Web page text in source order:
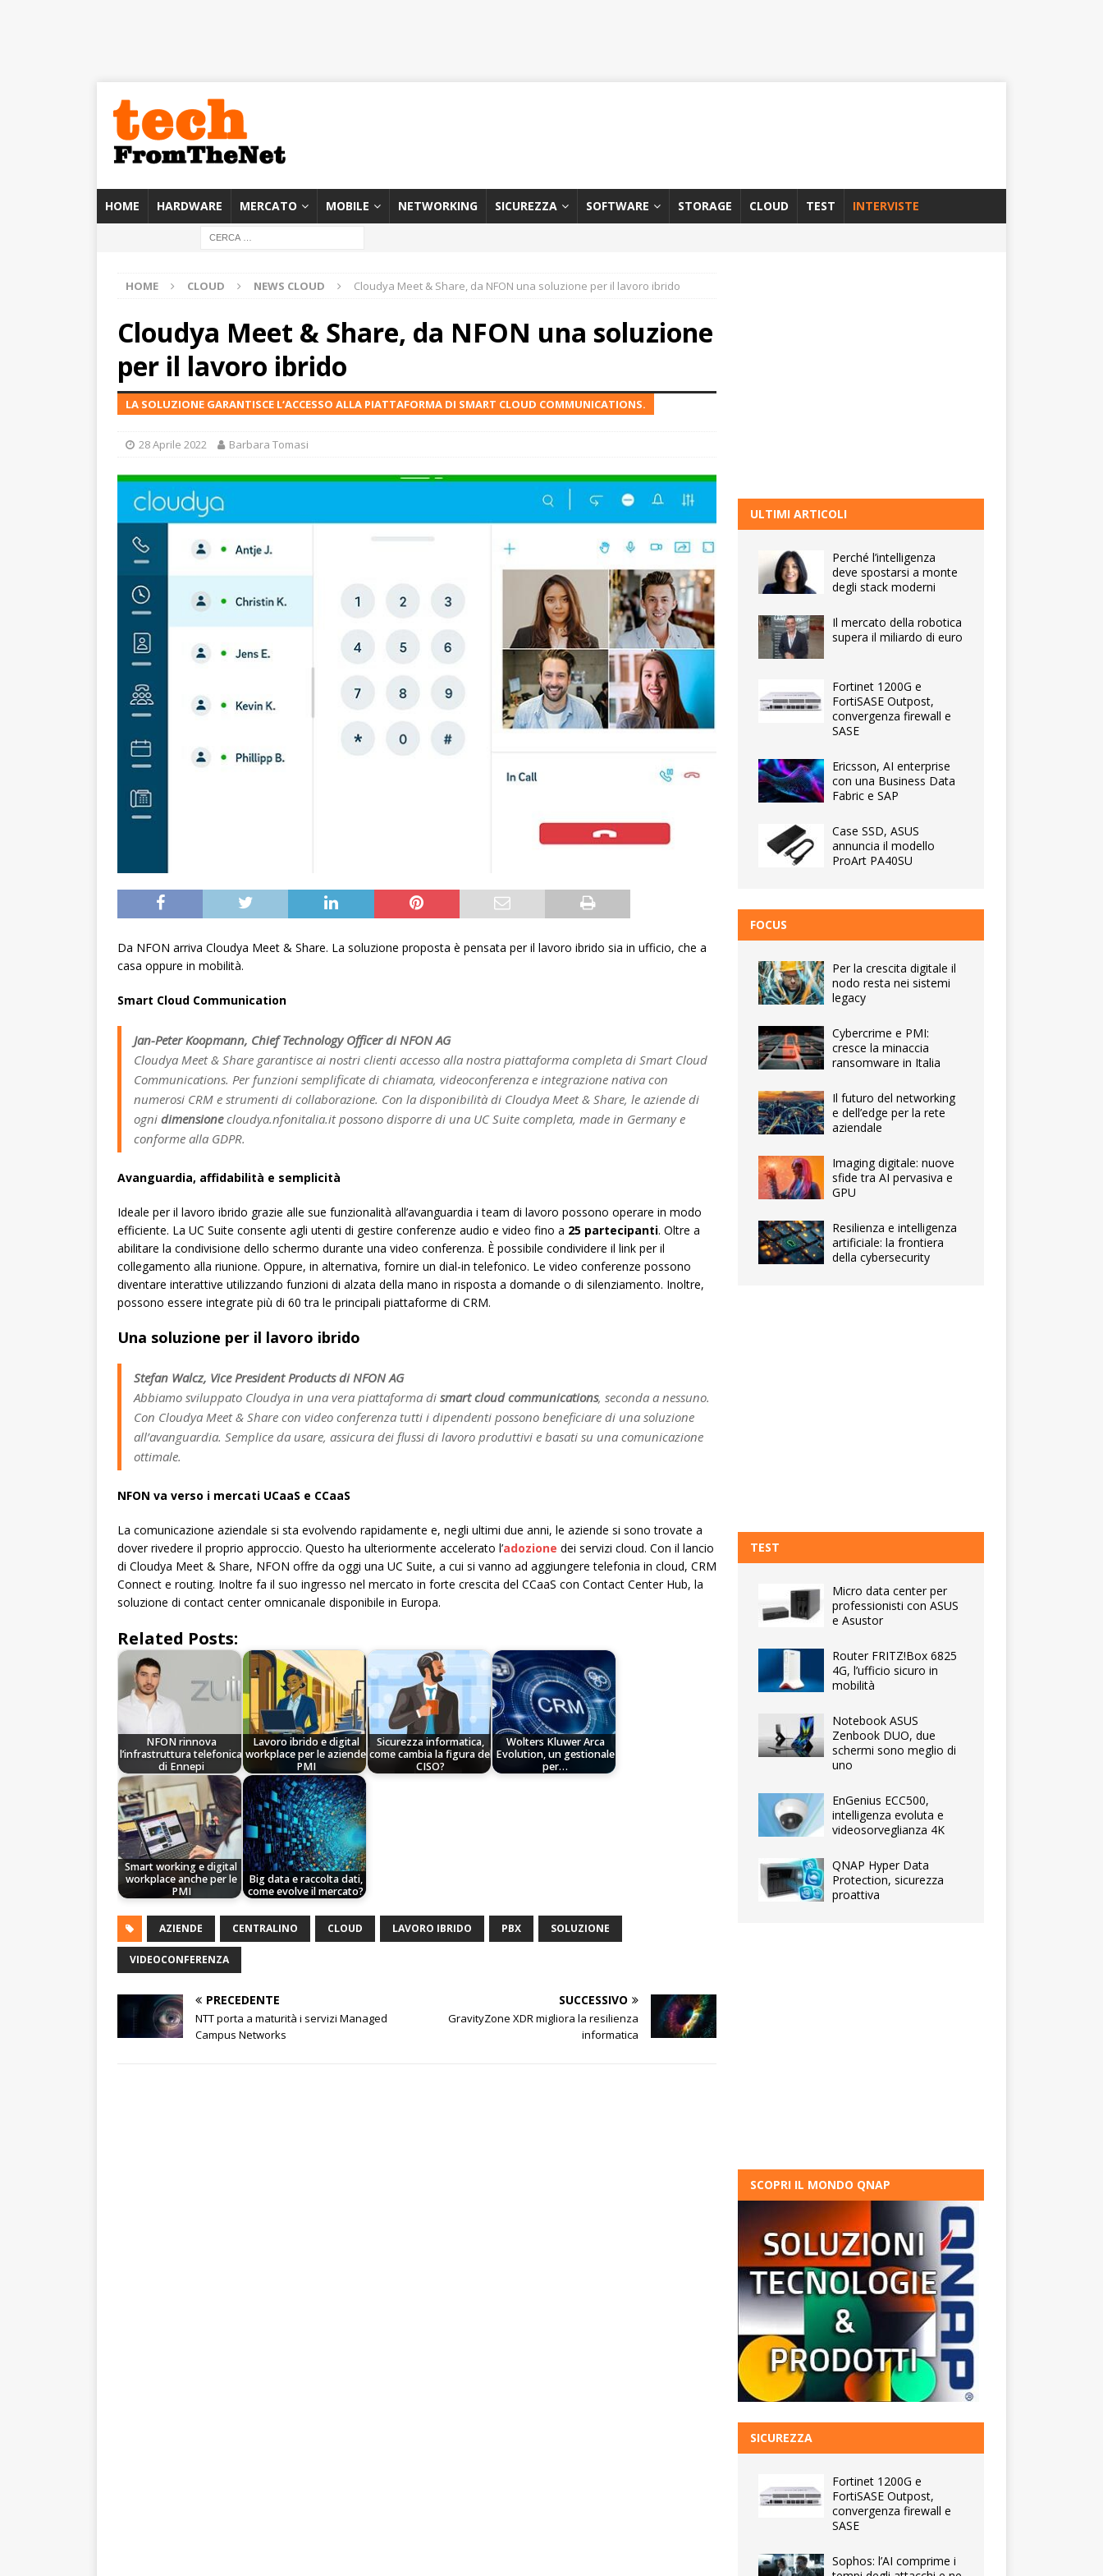
HOME HARDWARE MERCATO MOBILE NETWORKING SICUREZZA SOFTWARE STORAGE CLOUD TEST INTERVISTE
HOME CLOUD NEWS CLOUD Cloudya Meet & Share, da NFON una soluzione per il lavoro ibrido
Cloudya Meet & Share, da NFON una soluzione
per il lavoro ibrido
LA SOLUZIONE GARANTISCE L‘ACCESSO ALLA PIATTAFORMA DI SMART CLOUD COMMUNICATIONS.
28 Aprile 2022 Barbara Tomasi
Da NFON arriva Cloudya Meet & Share. La soluzione proposta è pensata per il lavoro ibrido sia in ufficio, che a
casa oppure in mobilità.
Smart Cloud Communication
Jan-Peter Koopmann, Chief Technology Officer di NFON AG
Cloudya Meet & Share garantisce ai nostri clienti accesso alla nostra piattaforma completa di Smart Cloud
Communications. Per funzioni semplificate di chiamata, videoconferenza e integrazione nativa con
numerosi CRM e strumenti di collaborazione. Con la disponibilità di Cloudya Meet & Share, le aziende di
ogni dimensionecloudya.nfonitalia.it possono disporre di una UC Suite completa, made in Germany e
conforme alla GDPR.
Avanguardia, affidabilità e semplicità
Ideale per il lavoro ibrido grazie alle sue funzionalità all’avanguardia i team di lavoro possono operare in modo
efficiente. La UC Suite consente agli utenti di gestire conferenze audio e video fino a 25 partecipanti. Oltre a
abilitare la condivisione dello schermo durante una video conferenza. È possibile condividere il link per il
collegamento alla riunione. Oppure, in alternativa, fornire un dial-in telefonico. Le video conferenze possono
diventare interattive utilizzando funzioni di alzata della mano in risposta a domande o di silenziamento. Inoltre,
possono essere integrate più di 60 tra le principali piattaforme di CRM.
Una soluzione per il lavoro ibrido
Stefan Walcz, Vice President Products di NFON AG
Abbiamo sviluppato Cloudya in una vera piattaforma di smart cloud communications, seconda a nessuno.
Con Cloudya Meet & Share con video conferenza tutti i dipendenti possono beneficiare di una soluzione
all’avanguardia. Semplice da usare, assicura dei flussi di lavoro produttivi e basati su una comunicazione
ottimale.
NFON va verso i mercati UCaaS e CCaaS
La comunicazione aziendale si sta evolvendo rapidamente e, negli ultimi due anni, le aziende si sono trovate a
dover rivedere il proprio approccio. Questo ha ulteriormente accelerato l’adozione dei servizi cloud. Con il lancio
di Cloudya Meet & Share, NFON offre da oggi una UC Suite, a cui si vanno ad aggiungere telefonia in cloud, CRM
Connect e routing. Inoltre fa il suo ingresso nel mercato in forte crescita del CCaaS con Contact Center Hub, la
soluzione di contact center omnicanale disponibile in Europa.
Related Posts:
NFON rinnova
l’infrastruttura telefonica
di Ennepi
Lavoro ibrido e digital
workplace per le aziende
PMI
Sicurezza informatica,
come cambia la figura del
CISO?
Wolters Kluwer Arca
Evolution, un gestionale
per…
Smart working e digital
workplace anche per le
PMI
Big data e raccolta dati,
come evolve il mercato?
AZIENDE CENTRALINO CLOUD LAVORO IBRIDO PBX SOLUZIONE
VIDEOCONFERENZA
PRECEDENTE
NTT porta a maturità i servizi Managed
Campus Networks
SUCCESSIVO
GravityZone XDR migliora la resilienza
informatica
ULTIMI ARTICOLI
Perché l’intelligenza
deve spostarsi a monte
degli stack moderni
Il mercato della robotica
supera il miliardo di euro
Fortinet 1200G e
FortiSASE Outpost,
convergenza firewall e
SASE
Ericsson, AI enterprise
con una Business Data
Fabric e SAP
Case SSD, ASUS
annuncia il modello
ProArt PA40SU
FOCUS
Per la crescita digitale il
nodo resta nei sistemi
legacy
Cybercrime e PMI:
cresce la minaccia
ransomware in Italia
Il futuro del networking
e dell’edge per la rete
aziendale
Imaging digitale: nuove
sfide tra AI pervasiva e
GPU
Resilienza e intelligenza
artificiale: la frontiera
della cybersecurity
TEST
Micro data center per
professionisti con ASUS
e Asustor
Router FRITZ!Box 6825
4G, l’ufficio sicuro in
mobilità
Notebook ASUS
Zenbook DUO, due
schermi sono meglio di
uno
EnGenius ECC500,
intelligenza evoluta e
videosorveglianza 4K
QNAP Hyper Data
Protection, sicurezza
proattiva
SCOPRI IL MONDO QNAP
SICUREZZA
Fortinet 1200G e
FortiSASE Outpost,
convergenza firewall e
SASE
Sophos: l’AI comprime i